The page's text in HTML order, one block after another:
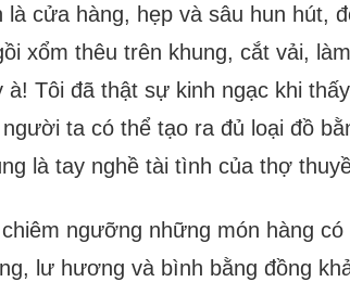
là cửa hàng, hẹp và sâu hun hút,
xổm thêu trên khung, cắt vải,
à! Tôi đã thật sự kinh ngạc khi
ta có thể tạo ra đủ loại đồ
là tay nghề tài tình của thợ
ngưỡng những món hàng
lư hương và bình bằng đồng